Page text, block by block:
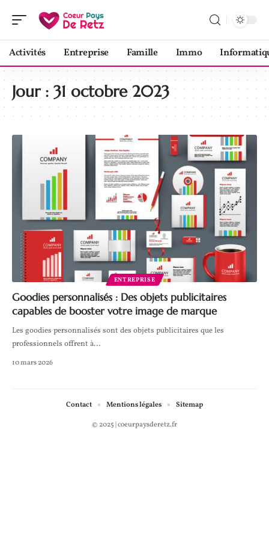
Activités Entreprise Famille Immo
Jour :31 octobre 2023
ENTREPRISE
Goodies personnalisés : Des objets publicitaires
capables de booster votre image de marque
Les goodies personnalisés sont des objets publicitaires que les
professionnels offrent à…
10 mars 2026
© 2025 | coeurpaysderetz.fr
Contact Mentions légales Sitemap